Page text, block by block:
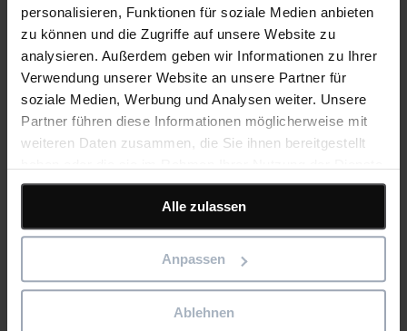
personalisieren, Funktionen für soziale Medien anbieten
zu können und die Zugriffe auf unsere Website zu
analysieren. Außerdem geben wir Informationen zu Ihrer
Verwendung unserer Website an unsere Partner für
soziale Medien, Werbung und Analysen weiter. Unsere
Partner führen diese Informationen möglicherweise mit
weiteren Daten zusammen, die Sie ihnen bereitgestellt
gesammelt haben.
Alle zulassen
Anpassen
Ablehnen
Für individuelle Softwarelösungen,
Implementierungsunterstützung oder Expertenberatung.
Technischer Support
Für technischen Support, Vertrieb und mehr
Unternehmen
Unternehmen
Über uns
Unser Unternehmen hat sich von Baustoffen vollständig auf
digitale Lösungen verlagert, und dieser Weg geht weiter.
Kunden
Gemeinsam mit unseren Kunden entwickeln wir die
innovativsten Softwarelösungen.
Unsere Mitarbeiter sind das Herz unseres Unternehmens und
Bleiben Sie auf dem Laufenden
Neuigkeiten & Veranstaltungen